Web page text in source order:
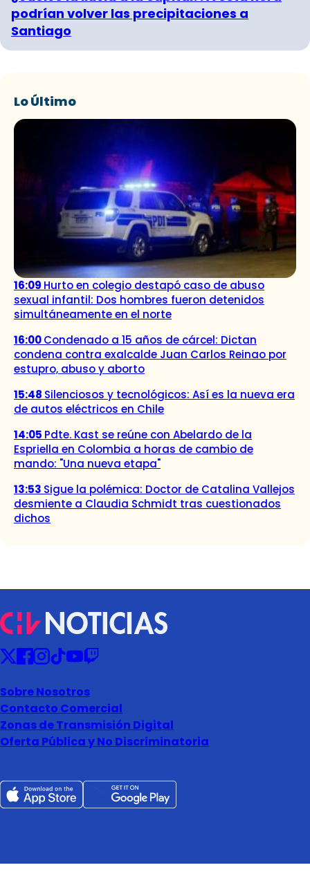
podrían volver las precipitaciones a
Santiago
Lo Último
16:09 Hurto en colegio destapó caso de abuso
sexual infantil: Dos hombres fueron detenidos
simultáneamente en el norte
16:00Condenado a 15 años de cárcel: Dictan
condena contra exalcalde Juan Carlos Reinao por
estupro, abuso y aborto
15:48 Silenciosos y tecnológicos: Así es la nueva era
de autos eléctricos en Chile
14:05 Pdte. Kast se reúne con Abelardo de la
Espriella en Colombia a horas de cambio de
mando: "Una nueva etapa"
13:53 Sigue la polémica: Doctor de Catalina Vallejos
desmiente a Claudia Schmidt tras cuestionados
dichos
Sobre Nosotros
Contacto Comercial
Zonas de Transmisión Digital
Oferta Pública y No Discriminatoria